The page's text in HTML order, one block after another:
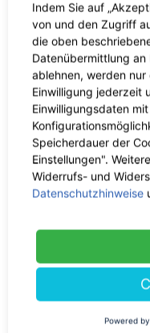
Creme
50 ml
17.90 € jetzt
inkl. 19% MwSt.
Grundpreis: 232.70
Phytalize
Hanf Salbe
jetzt
inkl. 19% MwSt.
Grundpreis: 194.35
Indem Sie auf
von und den Zugriff
die oben
Datenübermittlung an
ablehnen, werden
Einwilligung jederzeit
Einwilligungsdaten
Speicherdauer der
Einstellungen".
Widerrufs- und
Datenschutzhinweise
Powered by